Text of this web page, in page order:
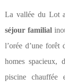
La vallée du Lot
séjour familial
l’orée d’une forêt
homes spacieux,
piscine chauffée